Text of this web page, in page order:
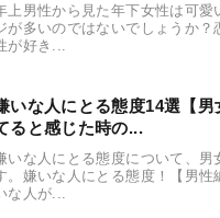
上男性から見た年下女性は可愛
が多いのではないでしょうか？
が好き...
いな人にとる態度14選【男
ると感じた時の...
いな人にとる態度について、男
。嫌いな人にとる態度！【男性
な人が...